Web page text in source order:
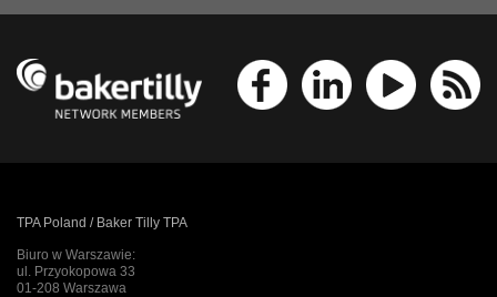
TPA Poland / Baker Tilly TPA
Biuro w Warszawie:
ul. Przyokopowa 33
01-208 Warszawa